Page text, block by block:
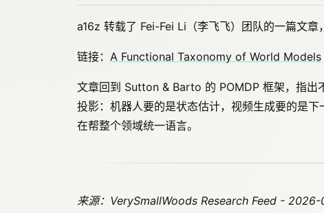
a16z 转载了 Fei-Fei Li（李飞飞）团队的一篇文章
链接： A Functional Taxonomy of World Models
文章回到 Sutton & Barto 的 POMDP 框架，指出
投影：机器人要的是状态估计，视频生成要的是
在帮整个领域统一语言。
来源：VerySmallWoods Research Feed -